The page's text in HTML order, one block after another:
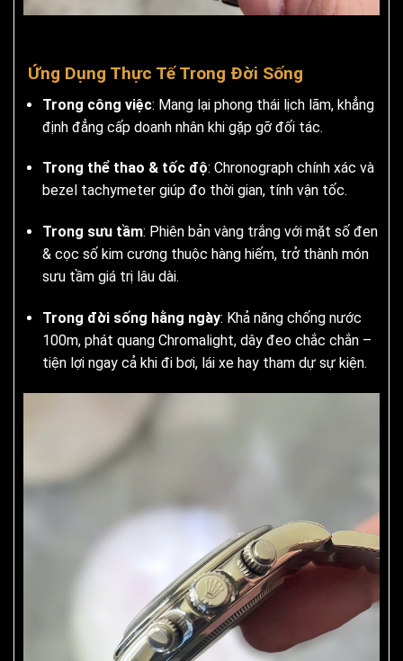
Ứng Dụng Thực Tế Trong Đời Sống
Trong công việc: Mang lại phong thái lịch lãm, khẳng
định đẳng cấp doanh nhân khi gặp gỡ đối tác.
Trong thể thao & tốc độ: Chronograph chính xác và
bezel tachymeter giúp đo thời gian, tính vận tốc.
Trong sưu tầm: Phiên bản vàng trắng với mặt số đen
& cọc số kim cương thuộc hàng hiếm, trở thành món
sưu tầm giá trị lâu dài.
Trong đời sống hằng ngày: Khả năng chống nước
100m, phát quang Chromalight, dây đeo chắc chắn –
tiện lợi ngay cả khi đi bơi, lái xe hay tham dự sự kiện.